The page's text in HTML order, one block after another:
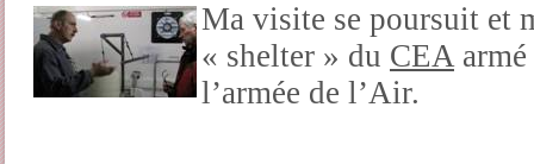
Ma visite se poursuit et
« shelter » du CEAarmé
l’armée de l’Air.